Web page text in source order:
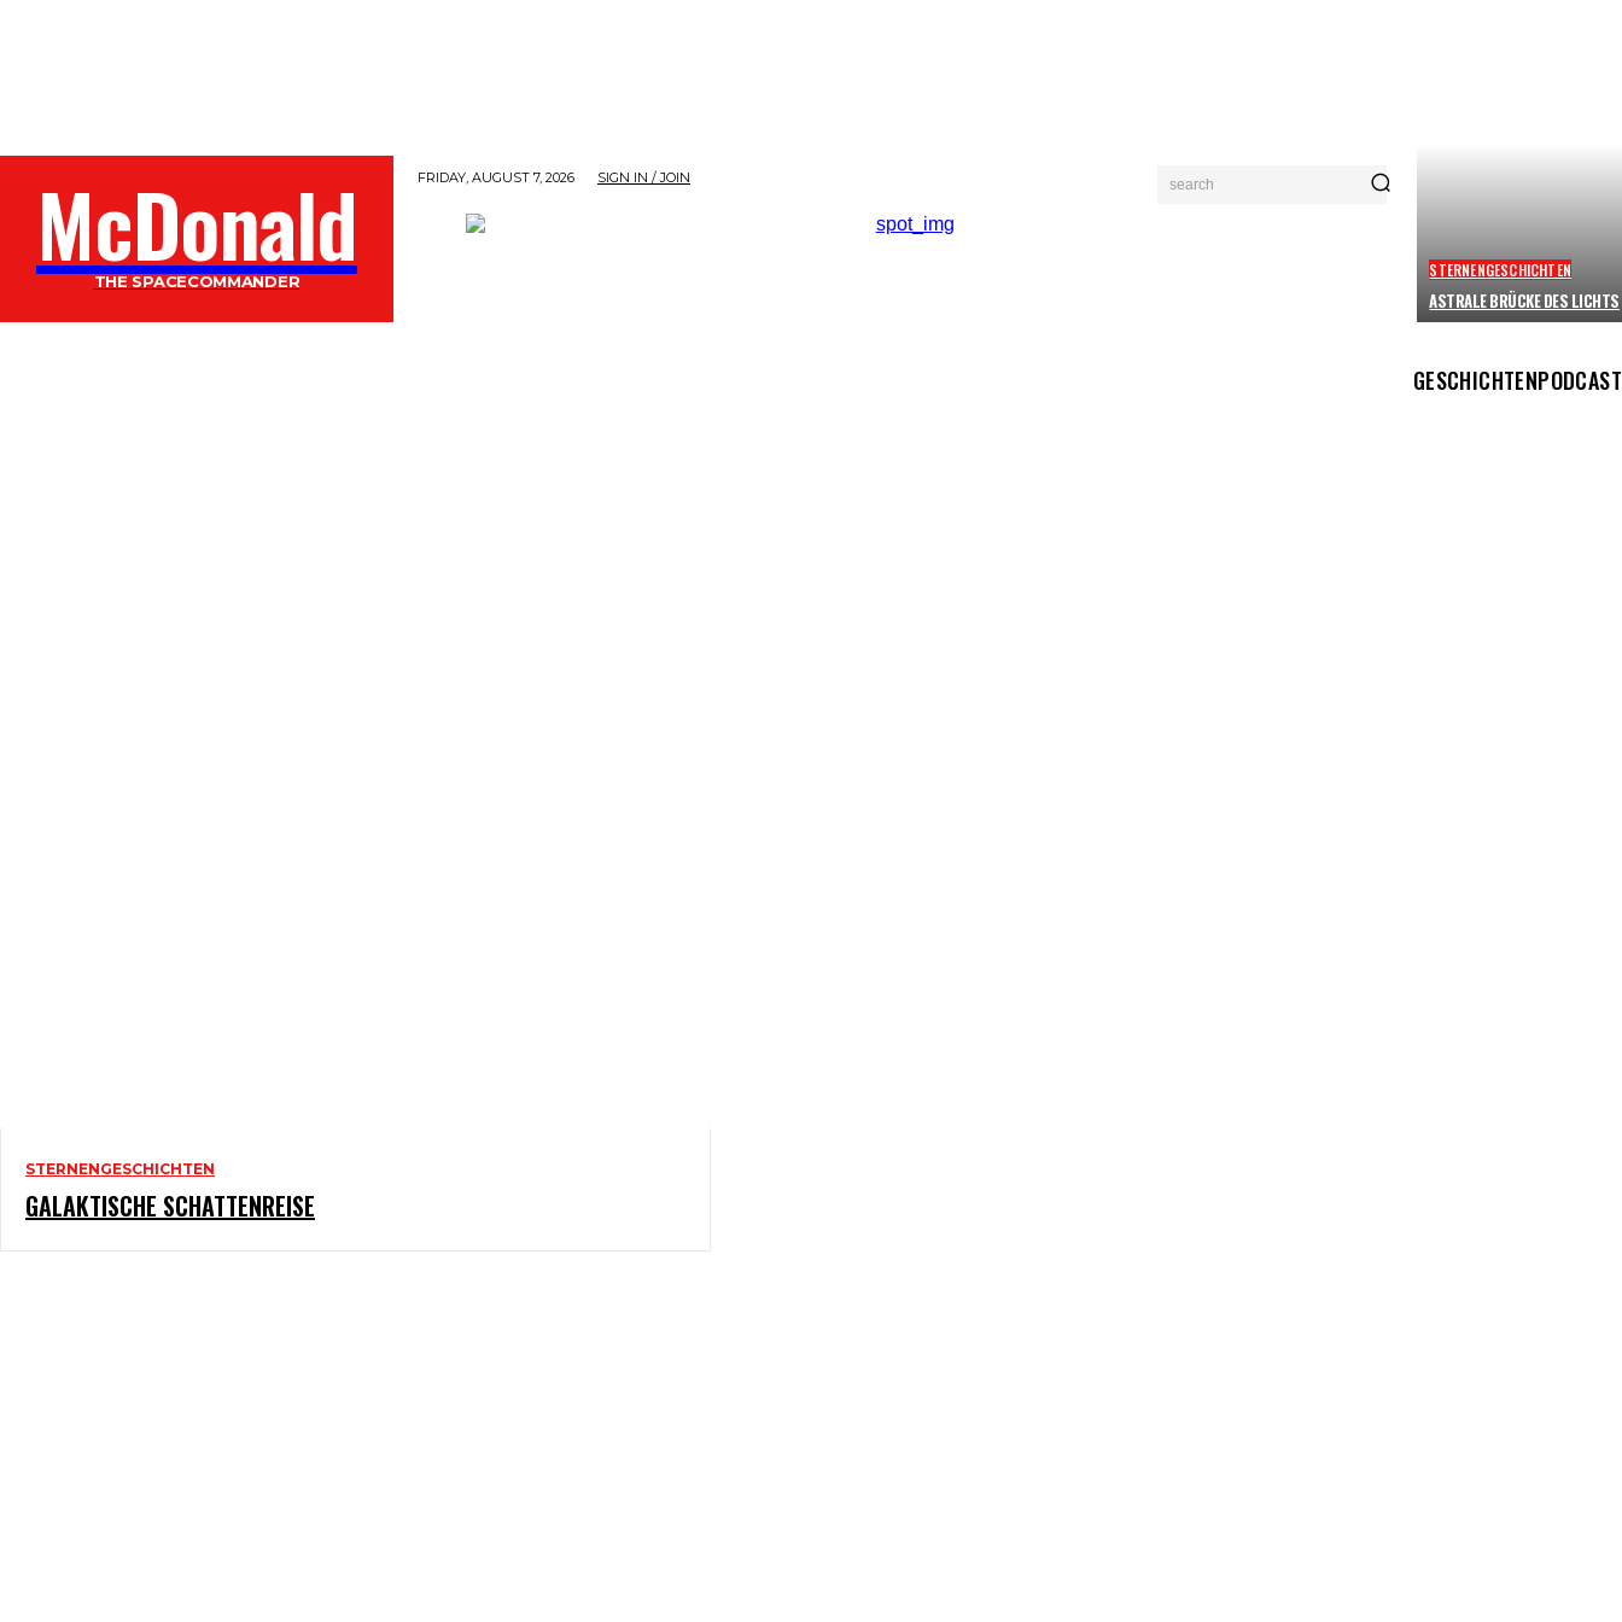
McDonald
THE SPACECOMMANDER
FRIDAY, AUGUST 7, 2026 SIGN IN / JOIN search
STERNENGESCHICHTEN
ASTRALE BRÜCKE DES LICHTS
GESCHICHTENPODCAST
STERNENGESCHICHTEN
GALAKTISCHE SCHATTENREISE